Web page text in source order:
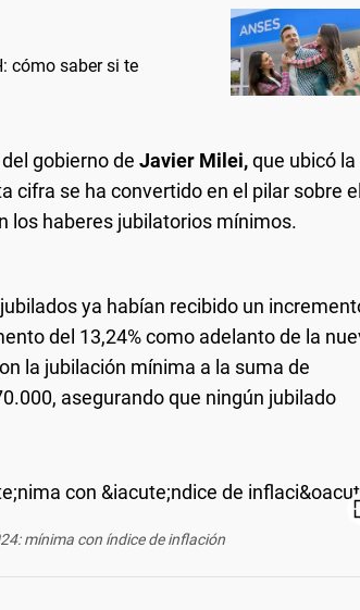
cómo saber si te
gobierno de Javier Milei,que ubicó la
cifra se ha convertido en el pilar sobre el
los haberes jubilatorios mínimos.
ya habían recibido un
del 13,24% como adelanto de la
la jubilación mínima a la suma de
asegurando que ningún jubilado
mínima con índice de inflación